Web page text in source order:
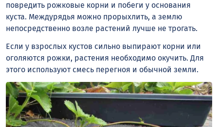
повредить рожковые корни и побеги у основания
куста. Междурядья можно прорыхлить, а землю
непосредственно возле растений лучше не трогать.
Если у взрослых кустов сильно выпирают корни или
оголяются рожки, растения необходимо окучить. Для
этого используют смесь перегноя и обычной земли.